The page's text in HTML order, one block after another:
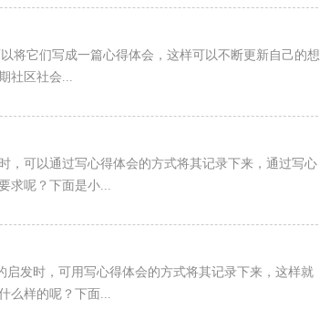
将它们写成一篇心得体会，这样可以不断更新自己的想
社区社会...
，可以通过写心得体会的方式将其记录下来，通过写心
求呢？下面是小...
发时，可用写心得体会的方式将其记录下来，这样就
么样的呢？下面...